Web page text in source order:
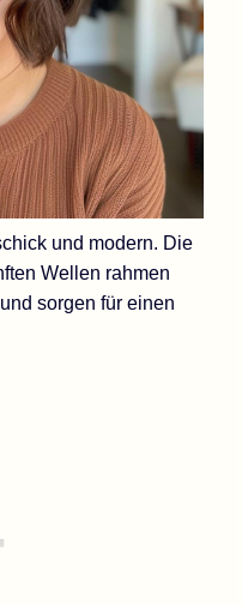
und modern. Die
Wellen rahmen
sorgen für einen